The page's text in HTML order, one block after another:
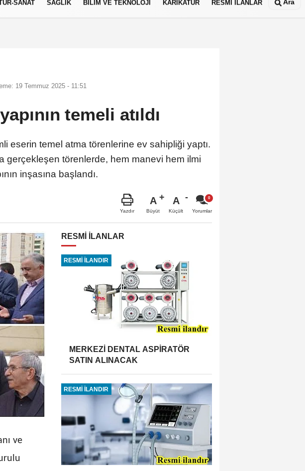
SANAT SAĞLIK BİLİM VE TEKNOLOJİ KARİKATÜR RESMİ İLANLAR Ara
19 Temmuz 2025 - 11:51
temeli atıldı
eserin temel atma törenlerine ev sahipliği yaptı.
gerçekleşen törenlerde, hem manevi hem ilmi
inşasına başlandı.
Yazdır
A
Büyüt
A
Küçült Yorumlar
ve
RESMİ İLANLAR
RESMİ İLANDIR
MERKEZİ DENTAL ASPİRATÖR
SATIN ALINACAK
RESMİ İLANDIR